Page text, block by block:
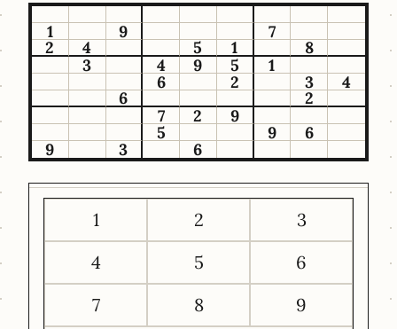
1 9
7
2
4 5 1
8
3
4 9 5
1
6
2 3
4
6
2
7
2
9
5
9
6
9
3 6
1 2
3
4
5
6
7
8 9